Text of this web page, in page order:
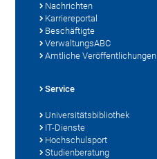
Nachrichten
Karriereportal
Beschäftigte
VerwaltungsABC
Amtliche Veröffentlichungen
Service
Universitätsbibliothek
IT-Dienste
Hochschulsport
Studienberatung